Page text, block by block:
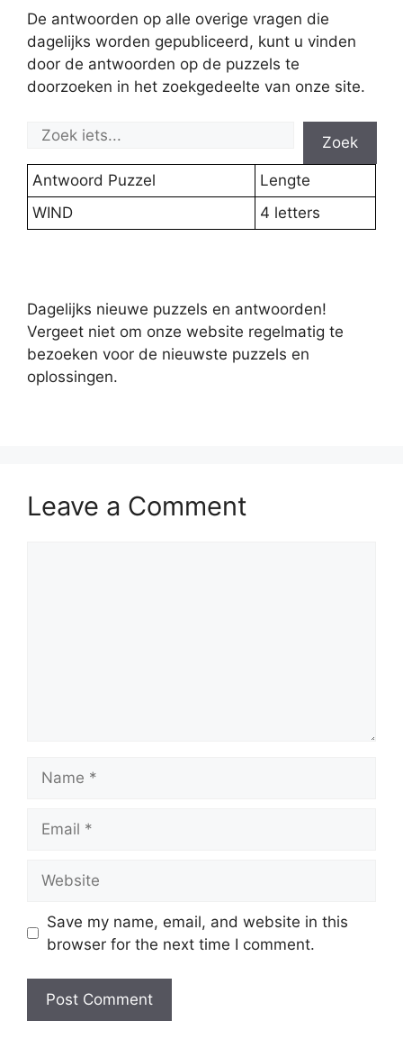
De antwoorden op alle overige vragen die
dagelijks worden gepubliceerd, kunt u vinden
door de antwoorden op de puzzels te
doorzoeken in het zoekgedeelte van onze site.
Zoek
Antwoord Puzzel
Lengte
WIND
4 letters
Dagelijks nieuwe puzzels en antwoorden!
Vergeet niet om onze website regelmatig te
bezoeken voor de nieuwste puzzels en
oplossingen.
Leave a Comment
Save my name, email, and website in this
browser for the next time I comment.